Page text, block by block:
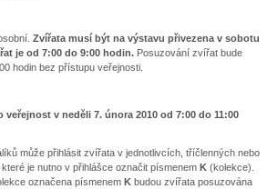
Zvířata musí být na výstavu přivezena v sobotu
je od 7:00 do 9:00 hodin. Posuzování zvířat bude
hodin bez přístupu veřejnosti.
veřejnost v neděli 7. února 2010 od 7:00 do 11:00
může přihlásit zvířata v jednotlivcích, tříčlenných nebo
je nutno v přihlášce označit písmenem K(kolekce).
označena písmenem K budou zvířata posuzována